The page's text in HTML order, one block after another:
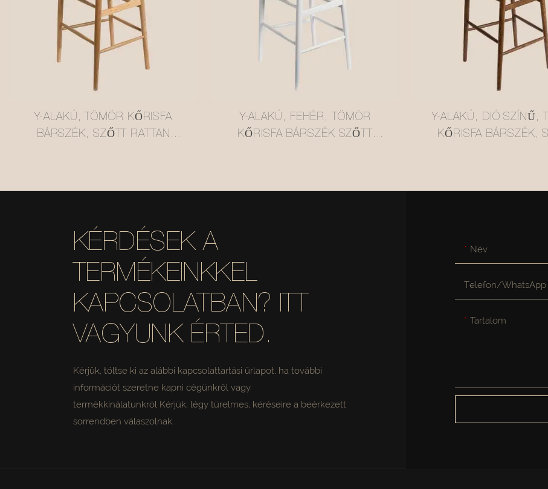
Y-ALAKÚ, TÖMÖR KŐRISFA
BÁRSZÉK, SZŐTT RATTAN
Y-ALAKÚ, FEHÉR, TÖMÖR
KŐRISFA BÁRSZÉK SZŐTT
Y-ALAKÚ, DIÓ SZÍNŰ,
KŐRISFA BÁRSZÉK,
KÉRDÉSEK A
TERMÉKEINKKEL
KAPCSOLATBAN? ITT
VAGYUNK ÉRTED.
Kérjük, töltse ki az alábbi kapcsolattartási űrlapot, ha további
információt szeretne kapni cégünkről vagy
termékkínálatunkról Kérjük, légy türelmes, kéréseire a beérkezett
sorrendben válaszolnak.
Név
Telefon/WhatsApp
Tartalom